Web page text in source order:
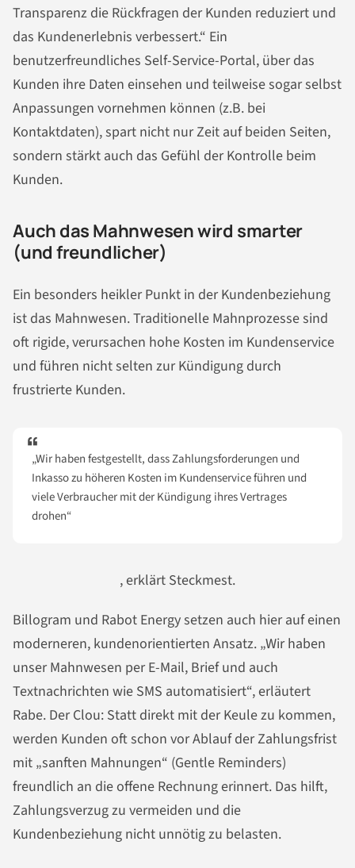
Transparenz die Rückfragen der Kunden reduziert und
das Kundenerlebnis verbessert.“ Ein
benutzerfreundliches Self-Service-Portal, über das
Kunden ihre Daten einsehen und teilweise sogar selbst
Anpassungen vornehmen können (z.B. bei
Kontaktdaten), spart nicht nur Zeit auf beiden Seiten,
sondern stärkt auch das Gefühl der Kontrolle beim
Kunden.
Auch das Mahnwesen wird smarter
(und freundlicher)
Ein besonders heikler Punkt in der Kundenbeziehung
ist das Mahnwesen. Traditionelle Mahnprozesse sind
oft rigide, verursachen hohe Kosten im Kundenservice
und führen nicht selten zur Kündigung durch
frustrierte Kunden.
„Wir haben festgestellt, dass Zahlungsforderungen und
Inkasso zu höheren Kosten im Kundenservice führen und
viele Verbraucher mit der Kündigung ihres Vertrages
drohen“
, erklärt Steckmest.
Billogram und Rabot Energy setzen auch hier auf einen
moderneren, kundenorientierten Ansatz. „Wir haben
unser Mahnwesen per E-Mail, Brief und auch
Textnachrichten wie SMS automatisiert“, erläutert
Rabe. Der Clou: Statt direkt mit der Keule zu kommen,
werden Kunden oft schon vor Ablauf der Zahlungsfrist
mit „sanften Mahnungen“ (Gentle Reminders)
freundlich an die offene Rechnung erinnert. Das hilft,
Zahlungsverzug zu vermeiden und die
Kundenbeziehung nicht unnötig zu belasten.